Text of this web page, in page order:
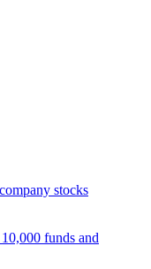
stocks
funds and